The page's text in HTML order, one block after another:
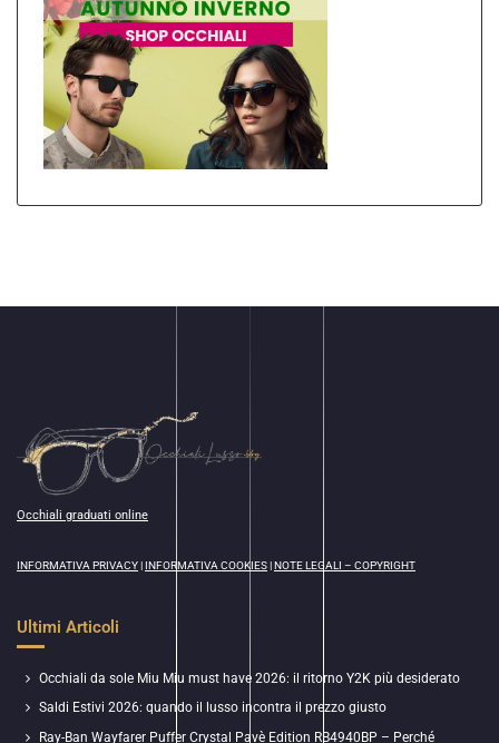
Occhiali graduati online
INFORMATIVA PRIVACY|INFORMATIVA COOKIES|NOTE LEGALI – COPYRIGHT
Ultimi Articoli
Occhiali da sole Miu Miu must have 2026: il ritorno Y2K più desiderato
Saldi Estivi 2026: quando il lusso incontra il prezzo giusto
Ray-Ban Wayfarer Puffer Crystal Pavè Edition RB4940BP – Perché